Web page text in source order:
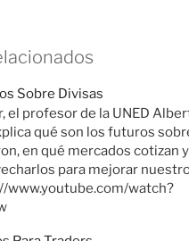
Sobre Divisas
el profesor de la UNED
qué son los futuros
en qué mercados cotizan
para mejorar
www.youtube.com/watch?